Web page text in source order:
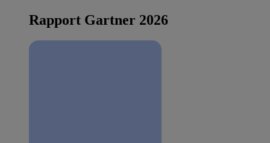
Rapport Gartner 2026